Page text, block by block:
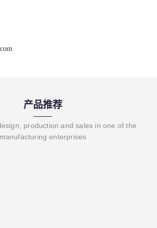
产品推荐
production and sales in one of the
manufacturing enterprises